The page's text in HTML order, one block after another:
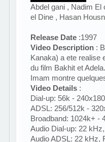
Abdel gani , Nadim El
el Dine , Hasan
Release Date :1997
Video Description :
Kanaka) a ete realise
du film Bakhit et
Imam montre
Video Details :
Dial-up: 56k -
ADSL: 256/512k -
Broadband: 1024k+ -
Audio Dial-up: 22
Audio ADSL: 22 kHz,